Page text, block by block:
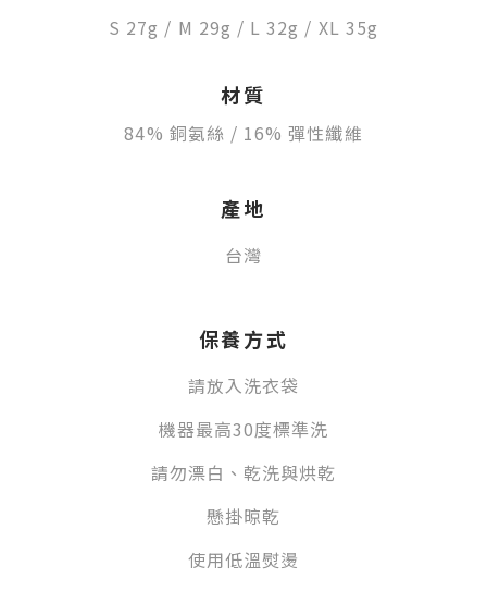
S 27g / M 29g / L 32g / XL 35g
材質
84% 銅氨絲 / 16% 彈性纖維
產地
台灣
保養方式
請放入洗衣袋
機器最高30度標準洗
請勿漂白、乾洗與烘乾
懸掛晾乾
使用低溫熨燙